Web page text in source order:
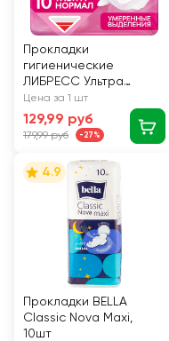
Прокладки
гигиенические
ЛИБРЕСС Ультра
Нормал с мягкой
поверхностью, 10шт
Цена за 1 шт
129,99 руб
179,99 руб -27%
4.9
Прокладки BELLA
Classic Nova Maxi,
10шт